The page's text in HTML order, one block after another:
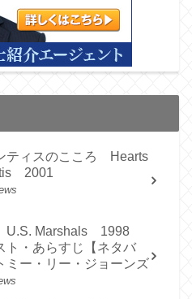
ティスのこころ Hearts
2001
U.S. Marshals 1998
ト・あらすじ【ネタバ
ミー・リー・ジョーンズ